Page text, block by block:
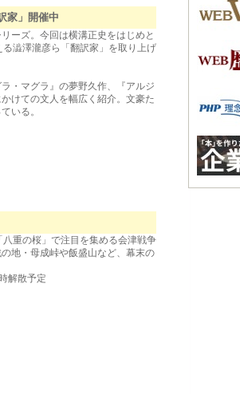
家」開催中
ーズ。今回は横溝正史をはじめと
澁澤瀧彦ら「翻訳家」を取り上げ
・マグラ』の夢野久作、『アルジ
けての文人を幅広く紹介。文豪た
いる。
重の桜」で注目を集める会津戦争
地・母成峠や飯盛山など、幕末の
解散予定